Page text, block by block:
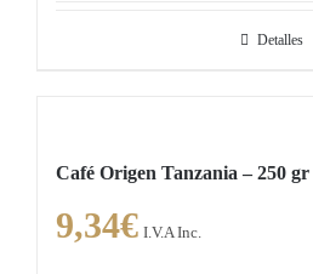
Detalles
Café Origen Tanzania – 250 gr
9,34€ I.V.A Inc.